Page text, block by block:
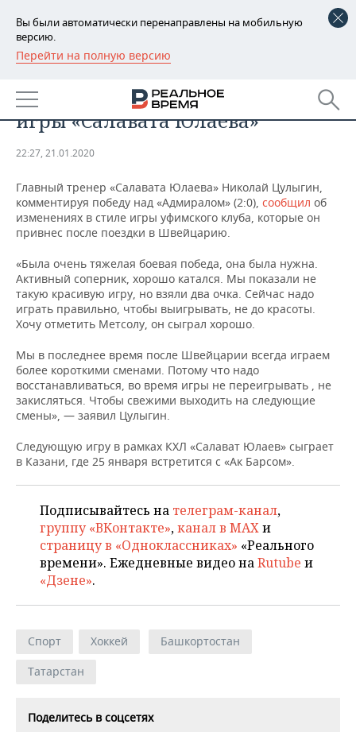
Вы были автоматически перенаправлены на мобильную
версию.
Перейти на полную версию
РЕГИОНЫ
БАШКОРТОСТАН
ТАТАРСТАН
НОВОСТИ
АНАЛИТИКА
ДЕКЛАРАЦИИ О ДОХОДАХ
КОРОЛИ ГОСЗАКАЗА ПФО
ВУЗЫ ТАТАРСТАНА
КОМУ ПРИНАДЛЕЖАТ
ТОРГОВЫЕ ЦЕНТРЫ
НОВОСТИ ЭКОНОМИКИ
ФИНАНСЫ
БАНКИ
БЮДЖЕТ
ИНВЕСТИЦИИ
ПРОМЫШЛЕННОСТЬ
НОВОСТИ
АГРОПРОМ
МАШИНОСТРОЕНИЕ
НЕФТЕХИМИЯ
НЕФТЬ
ЭНЕРГЕТИКА
НЕДВИЖИМОСТЬ
НОВОСТИ НЕДВИЖИМОСТИ
АВТО
НОВОСТИ АВТО
БИЗНЕС
НОВОСТИ БИЗНЕСА
РОЗНИЧНАЯ ТОРГОВЛЯ
ТРАНСПОРТ
УСЛУГИ
ТЕХНОЛОГИИ
НОВОСТИ ТЕХНОЛОГИЙ
IT
МЕДИА
МЕРОПРИЯТИЯ
НОВОСТИ МЕРОПРИЯТИЙ
ВЫЕЗДНАЯ РЕДАКЦИЯ
ONLINE-КОНФЕРЕНЦИИ
ОТКРЫТАЯ ЛЕКЦИЯ
СПОРТ
НОВОСТИ СПОРТА
ХОККЕЙ
БАСКЕТБОЛ
ВОЛЕЙБОЛ
КИБЕРСПОРТ
ФИГУРНОЕ КАТАНИЕ
ВОДНЫЕ ВИДЫ СПОРТА
ОБЩЕСТВО
ВЛАСТЬ
ИНФРАСТРУКТУРА
ИСТОРИЯ
КУЛЬТУРА
МЕДИЦИНА
ОБРАЗОВАНИЕ
СЮЖЕТЫ
СПРАВОЧНИК
СПИСОК ПЕРСОН
СПИСОК КОМПАНИЙ
ПОЛНАЯ ВЕРСИЯ
Цулыгин заявил о смене стиля
игры «Салавата Юлаева»
22:27, 21.01.2020
Главный тренер «Салавата Юлаева» Николай Цулыгин,
комментируя победу над «Адмиралом» (2:0), сообщил об
изменениях в стиле игры уфимского клуба, которые он
привнес после поездки в Швейцарию.
«Была очень тяжелая боевая победа, она была нужна.
Активный соперник, хорошо катался. Мы показали не
такую красивую игру, но взяли два очка. Сейчас надо
играть правильно, чтобы выигрывать, не до красоты.
Хочу отметить Метсолу, он сыграл хорошо.
Мы в последнее время после Швейцарии всегда играем
более короткими сменами. Потому что надо
восстанавливаться, во время игры не переигрывать , не
закисляться. Чтобы свежими выходить на следующие
смены», — заявил Цулыгин.
Следующую игру в рамках КХЛ «Салават Юлаев» сыграет
в Казани, где 25 января встретится с «Ак Барсом».
Подписывайтесь на телеграм-канал,
группу «ВКонтакте»,канал в MAXи
страницу в «Одноклассниках» «Реального
времени». Ежедневные видео наRutube и
«Дзене».
Спорт Хоккей
Башкортостан
Татарстан
Поделитесь в соцсетях